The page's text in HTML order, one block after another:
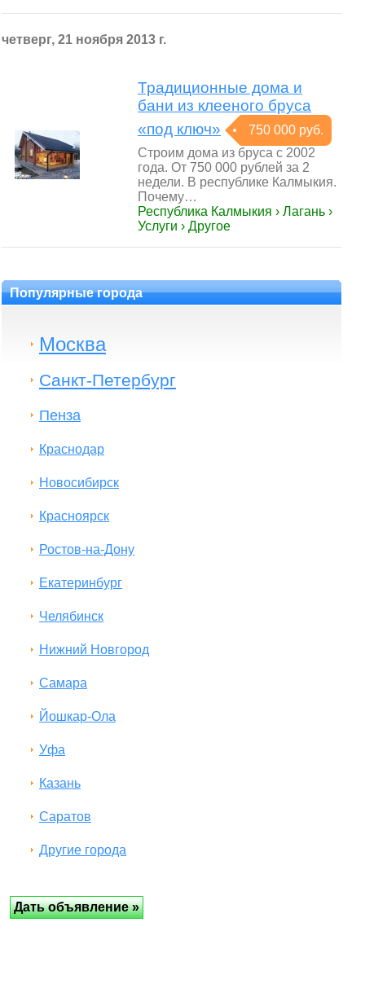
четверг, 21 ноября 2013 г.
Традиционные дома и
бани из клееного бруса
«под ключ»
750 000 руб.
Строим дома из бруса с 2002
года. От 750 000 рублей за 2
недели. В республике Калмыкия.
Почему…
Республика Калмыкия › Лагань ›
Услуги › Другое
Популярные города
Москва
Санкт-Петербург
Пенза
Краснодар
Новосибирск
Красноярск
Ростов-на-Дону
Екатеринбург
Челябинск
Нижний Новгород
Самара
Йошкар-Ола
Уфа
Казань
Саратов
Другие города